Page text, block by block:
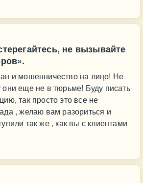
не вызывайте
и мошенничество на лицо! Не
еще не в тюрьме! Буду писать
так просто это все не
, желаю вам разориться и
так же , как вы с клиентами